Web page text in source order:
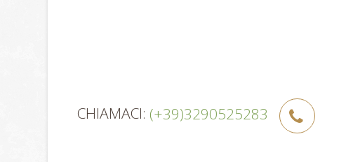
CHIAMACI: (+39)3290525283